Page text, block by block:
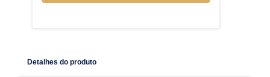
Detalhes do produto